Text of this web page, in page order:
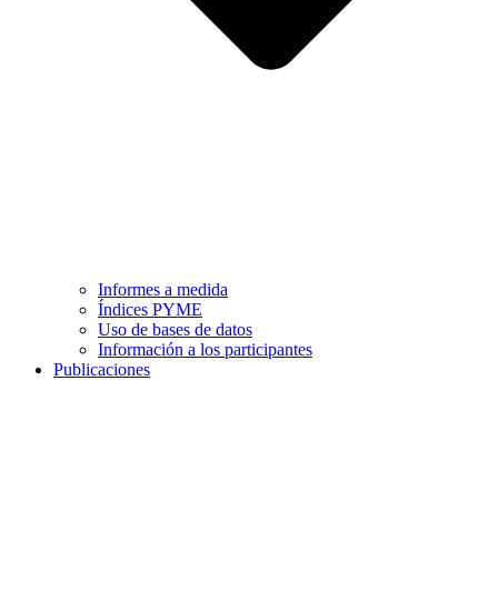
Informes a medida
Índices PYME
Uso de bases de datos
Información a los participantes
Publicaciones